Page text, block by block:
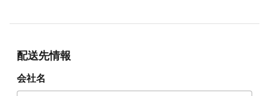
配送先情報
会社名